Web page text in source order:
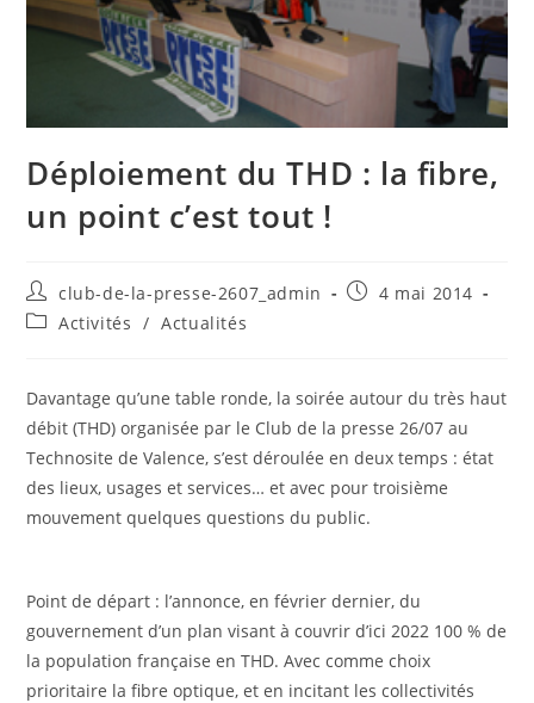
Déploiement du THD : la fibre,
un point c’est tout !
club-de-la-presse-2607_admin
4 mai 2014
Activités / Actualités
Davantage qu’une table ronde, la soirée autour du très haut
débit (THD) organisée par le Club de la presse 26/07 au
Technosite de Valence, s’est déroulée en deux temps : état
des lieux, usages et services… et avec pour troisième
mouvement quelques questions du public.
Point de départ : l’annonce, en février dernier, du
gouvernement d’un plan visant à couvrir d’ici 2022 100 % de
la population française en THD. Avec comme choix
prioritaire la fibre optique, et en incitant les collectivités